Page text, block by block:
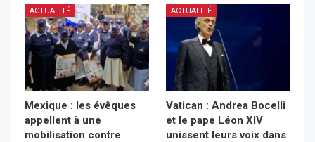
ACTUALITÉ
Mexique : les évêques
appellent à une
mobilisation contre
ACTUALITÉ
Vatican : Andrea Bocelli
et le pape Léon XIV
unissent leurs voix dans